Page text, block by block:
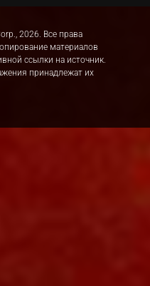
2026. Все права
материалов
ссылки на источник.
принадлежат их